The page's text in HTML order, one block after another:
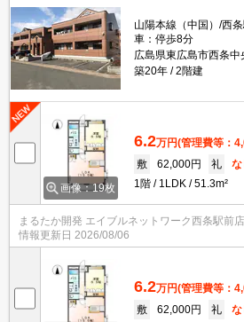
山陽本線（中国）/西
車：停歩8分
広島県東広島市西条中
築20年
2階建
画像：19枚
6.2万円(管理費等：
敷
62,000円 礼
な
1階
1LDK 51.3m²
まるたか開発 エイブルネットワーク西条駅前店
情報更新日 2026/08/06
6.2万円(管理費等：
敷
62,000円 礼
な